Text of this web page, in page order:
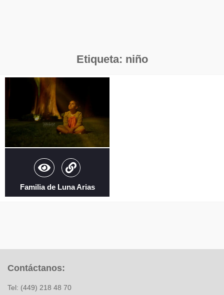
Etiqueta: niño
Familia de Luna Arias
Contáctanos:
Tel: (449) 218 48 70